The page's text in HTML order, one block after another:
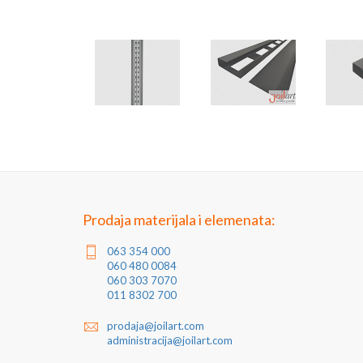
Prodaja materijala i elemenata:
063 354 000
060 480 0084
060 303 7070
011 8302 700
prodaja@joilart.com
administracija@joilart.com